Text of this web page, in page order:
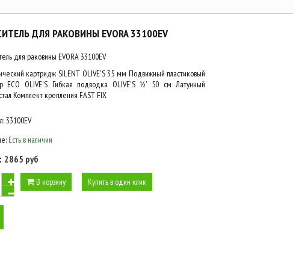
ДЛЯ РАКОВИНЫ EVORA 33100EV
для раковины EVORA 33100EV
картридж SILENT OLIVE'S 35 мм Подвижный пластиковый
ECO OLIVE'S Гибкая подводка OLIVE'S ½' 50 см Латунный
Комплект крепления FAST FIX
33100EV
Есть в наличии
2865 руб
В корзину Купить в один клик